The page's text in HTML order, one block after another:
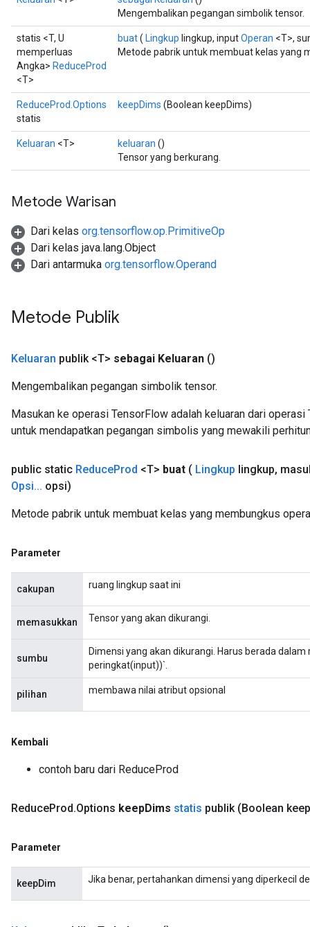
Mengembalikan pegangan simbolik tensor.
statis <T, U
memperluas
Angka> ReduceProd
<T>
buat( Lingkup lingkup, inputOperan <T>,
Metode pabrik untuk membuat kelas yang
ReduceProd.Options
statis
keepDims (Boolean keepDims)
Keluaran <T> keluaran ()
Tensor yang berkurang.
Metode Warisan
Dari kelas org.tensorflow.op.PrimitiveOp
Dari kelas java.lang.Object
Dari antarmuka org.tensorflow.Operand
Metode Publik
Keluaran publik <T> sebagai Keluaran ()
Mengembalikan pegangan simbolik tensor.
Masukan ke operasi TensorFlow adalah keluaran dari
untuk mendapatkan pegangan simbolis yang mewakili
public static ReduceProd <T> buat ( Lingkup lingkup,
Opsi... opsi)
Metode pabrik untuk membuat kelas yang membungkus
Parameter
cakupan ruang lingkup saat ini
memasukkan Tensor yang akan dikurangi.
sumbu
Dimensi yang akan dikurangi. Harus berada
peringkat(input))`.
pilihan membawa nilai atribut opsional
Kembali
contoh baru dari ReduceProd
ReduceProd.Options keepDims statis publik (Boolean keep
Parameter
keepDim Jika benar, pertahankan dimensi yang diperkecil